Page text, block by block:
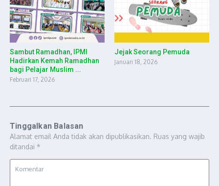
Sambut Ramadhan, IPMI
Hadirkan Kemah Ramadhan
bagi Pelajar Muslim ...
Februari 17, 2026
Jejak Seorang Pemuda
Januari 18, 2026
Tinggalkan Balasan
Alamat email Anda tidak akan dipublikasikan. Ruas yang wajib
ditandai *